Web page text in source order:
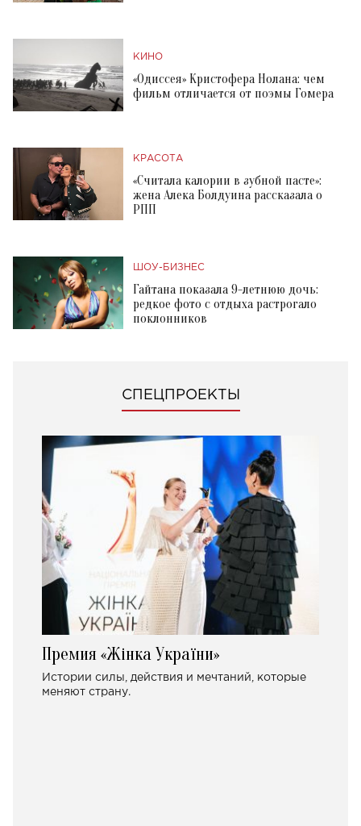
КИНО
«Одиссея» Кристофера Нолана: чем
фильм отличается от поэмы Гомера
КРАСОТА
«Считала калории в зубной пасте»:
жена Алека Болдуина рассказала о
РПП
ШОУ-БИЗНЕС
Гайтана показала 9-летнюю дочь:
редкое фото с отдыха растрогало
поклонников
СПЕЦПРОЕКТЫ
Премия «Жінка України»
Истории силы, действия и мечтаний, которые
меняют страну.